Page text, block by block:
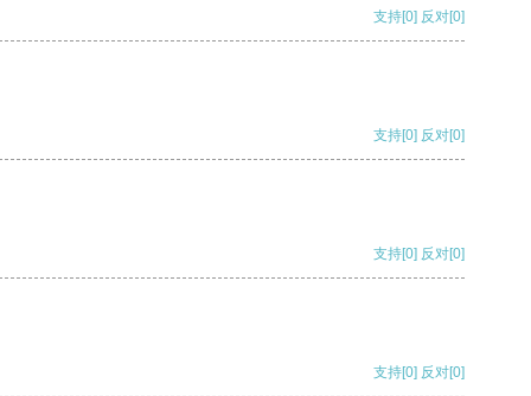
支持[0] 反对[0]
支持[0] 反对[0]
支持[0] 反对[0]
支持[0] 反对[0]